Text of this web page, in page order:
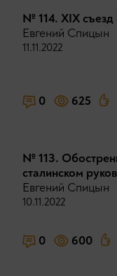
№ 114. XIX
Евгений Спицын
11.11.2022
0 625
№ 113.
сталинском
Евгений Спицын
10.11.2022
0 600